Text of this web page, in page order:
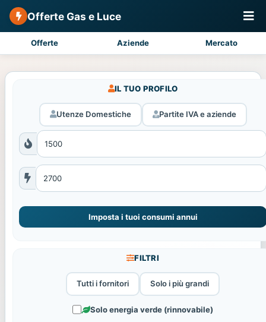
Offerte Gas e Luce
Offerte Aziende Mercato
IL TUO PROFILO
Utenze Domestiche Partite IVA e aziende
Imposta i tuoi consumi annui
FILTRI
Tutti i fornitori Solo i più grandi
Solo energia verde (rinnovabile)